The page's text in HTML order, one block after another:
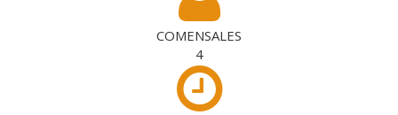
COMENSALES
4